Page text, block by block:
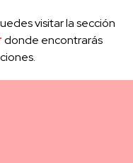
visitar la sección
donde encontrarás